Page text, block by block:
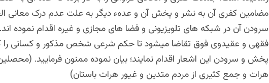
مضامین کفری آن به نشر و پخش آن و عدهء دیگر به علت عدم درک معانی
سرودن آن در شبکه های تلویزیونی و فضا های مجازی و غیره اقدام نموده اند.
فقهی و عقیدوی فوق تقاضا میشود تا حکم شرعی شخص مذکور و کسانی را
پخش و سرودن این اشعار اقدام نمایند؛ بیان نموده ممنون فرمایید.
هرات و جمع کثیری از مردم متدین و غیور هرات باستان)